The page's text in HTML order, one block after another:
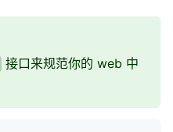
接口来规范你的 web 中